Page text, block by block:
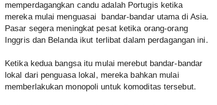
memperdagangkan candu adalah Portugis ketika
mereka mulai menguasai bandar-bandar utama di Asia.
Pasar segera meningkat pesat ketika orang-orang
Inggris dan Belanda ikut terlibat dalam perdagangan ini.
Ketika kedua bangsa itu mulai merebut bandar-bandar
lokal dari penguasa lokal, mereka bahkan mulai
memberlakukan monopoli untuk komoditas tersebut.